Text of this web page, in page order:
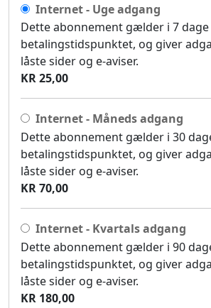
Internet - Uge adgang
Dette abonnement gælder i 7
betalingstidspunktet, og giver
låste sider og e-aviser.
KR 25,00
Internet - Måneds adgang
Dette abonnement gælder i 30
betalingstidspunktet, og giver
låste sider og e-aviser.
KR 70,00
Internet - Kvartals adgang
Dette abonnement gælder i 90
betalingstidspunktet, og giver
låste sider og e-aviser.
KR 180,00